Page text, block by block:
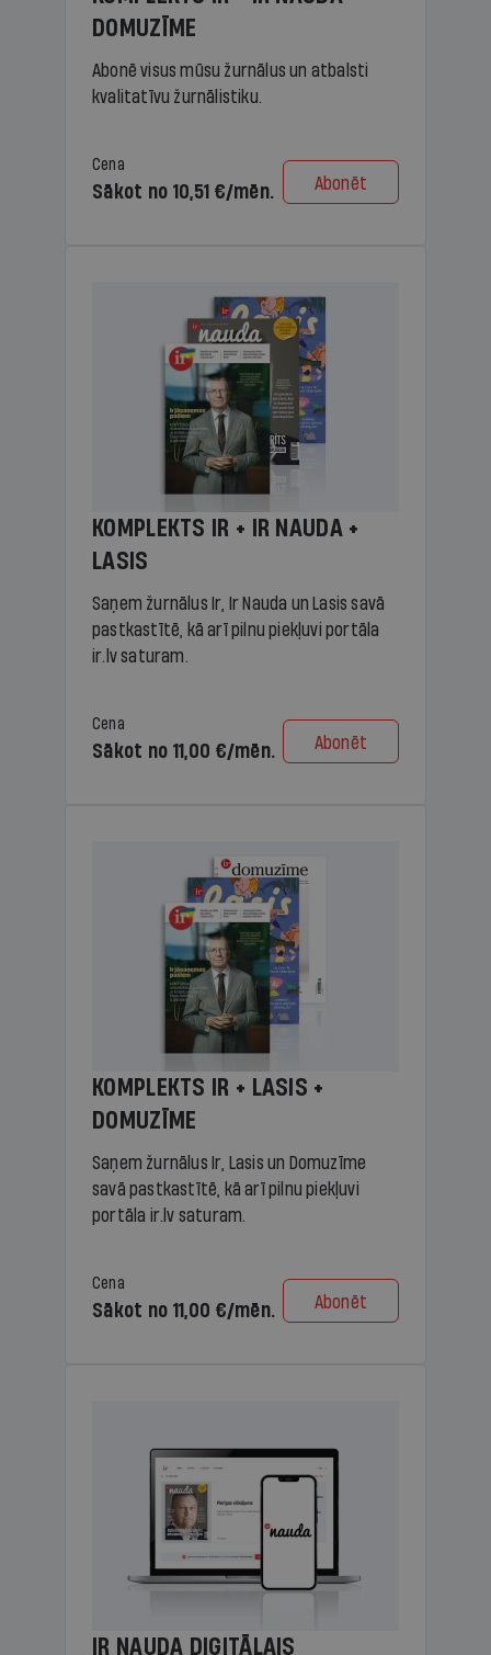
DOMUZĪME
Abonē visus mūsu žurnālus un atbalsti
kvalitatīvu žurnālistiku.
Cena
Sākot no 10,51 €/mēn. Abonēt
KOMPLEKTS IR + IR NAUDA +
LASIS
Saņem žurnālus Ir, Ir Nauda un Lasis savā
pastkastītē, kā arī pilnu piekļuvi portāla
ir.lv saturam.
Cena
Sākot no 11,00 €/mēn. Abonēt
KOMPLEKTS IR + LASIS +
DOMUZĪME
Saņem žurnālus Ir, Lasis un Domuzīme
savā pastkastītē, kā arī pilnu piekļuvi
portāla ir.lv saturam.
Cena
Sākot no 11,00 €/mēn. Abonēt
IR NAUDA DIGITĀLAIS